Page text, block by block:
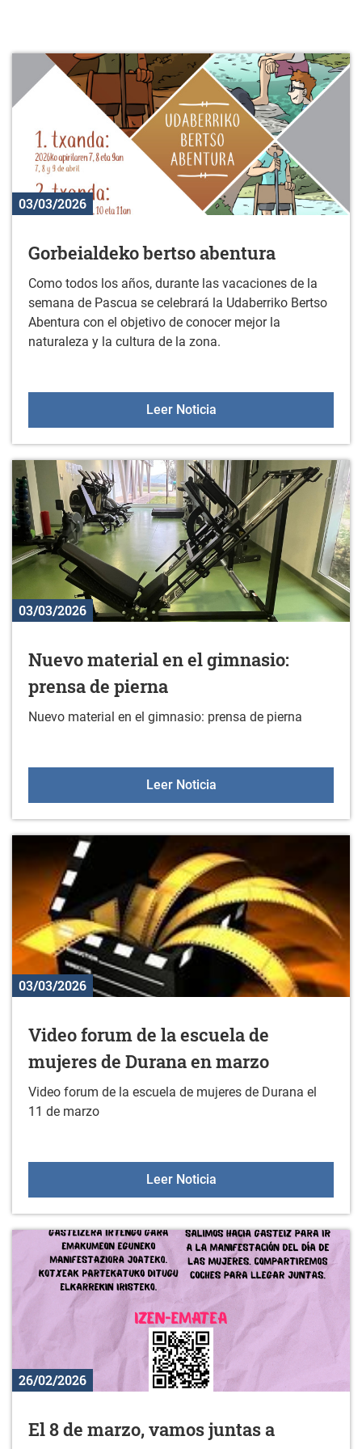
03/03/2026
Gorbeialdeko bertso abentura
Como todos los años, durante las vacaciones de la
semana de Pascua se celebrará la Udaberriko Bertso
Abentura con el objetivo de conocer mejor la
naturaleza y la cultura de la zona.
Leer NoticiaGorbeialdeko bertso
03/03/2026
Nuevo material en el gimnasio:
prensa de pierna
Nuevo material en el gimnasio: prensa de pierna
Leer NoticiaNuevo material en el
03/03/2026
Video forum de la escuela de
mujeres de Durana en marzo
Video forum de la escuela de mujeres de Durana el
11 de marzo
Leer NoticiaVideo forum de la
26/02/2026
El 8 de marzo, vamos juntas a